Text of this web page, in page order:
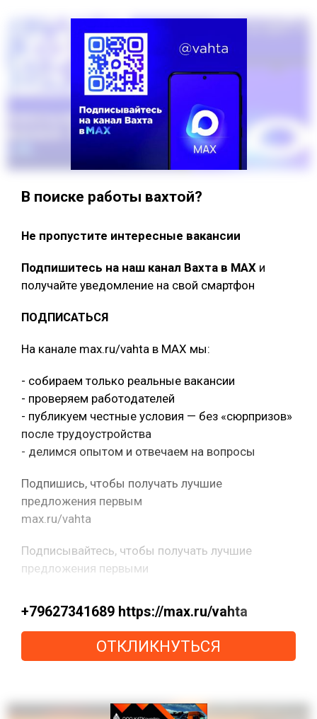
В поиске работы вахтой?
Не пропустите интересные вакансии
Подпишитесь на наш канал Вахта в МАХ и
получайте уведомление на свой смартфон
ПОДПИСАТЬСЯ
На канале max.ru/vahta в MAX мы:
- собираем только реальные вакансии
- проверяем работодателей
- публикуем честные условия — без «сюрпризов»
после трудоустройства
- делимся опытом и отвечаем на вопросы
Подпишись, чтобы получать лучшие
предложения первым
max.ru/vahta
Подписывайтесь, чтобы получать лучшие
предложения первыми
+79627341689 https://max.ru/vahta
ОТКЛИКНУТЬСЯ